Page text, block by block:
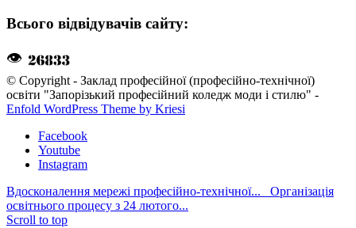
Всього відвідувачів сайту:
👁
© Copyright - Заклад професійної (професійно-технічної)
освіти "Запорізький професійний коледж моди і стилю" -
Enfold WordPress Theme by Kriesi
Facebook
Youtube
Instagram
Вдосконалення мережі професійно-технічної...
Організація
освітнього процесу з 24 лютого...
Scroll to top